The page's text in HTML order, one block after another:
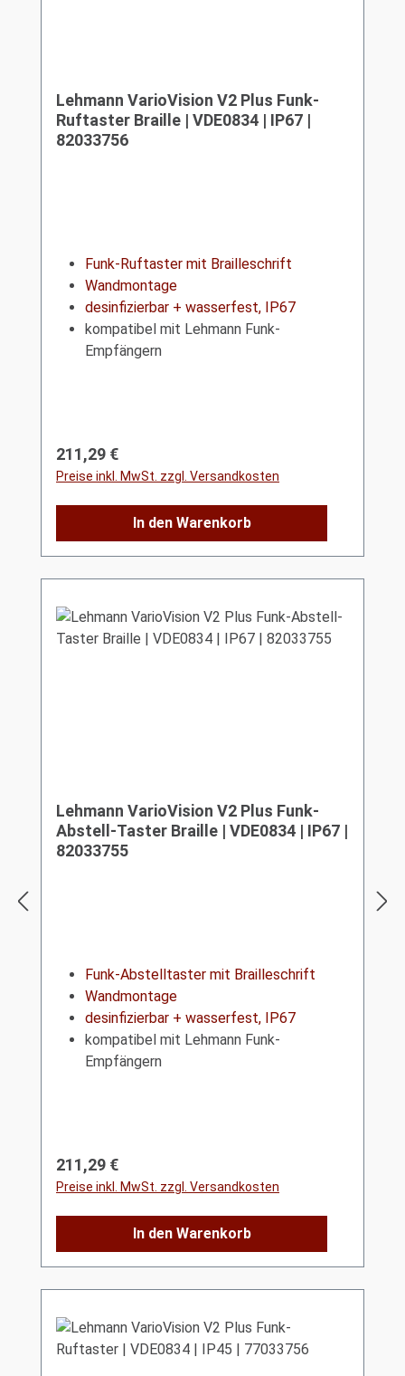
Lehmann VarioVision V2 Plus Funk-
Ruftaster Braille | VDE0834 | IP67 |
82033756
Funk-Ruftaster mit Brailleschrift
Wandmontage
desinfizierbar + wasserfest, IP67
kompatibel mit Lehmann Funk-
Empfängern
Regulärer Preis:
211,29 €
Preise inkl. MwSt. zzgl. Versandkosten
In den Warenkorb
Lehmann VarioVision V2 Plus Funk-
Abstell-Taster Braille | VDE0834 | IP67 |
82033755
Funk-Abstelltaster mit Brailleschrift
Wandmontage
desinfizierbar + wasserfest, IP67
kompatibel mit Lehmann Funk-
Empfängern
Regulärer Preis:
211,29 €
Preise inkl. MwSt. zzgl. Versandkosten
In den Warenkorb